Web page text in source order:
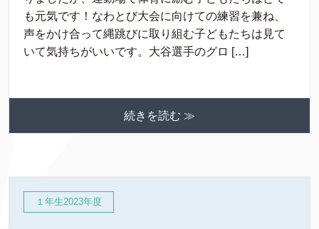
も元気です！なわとび大会に向けての練習を兼ね、
声をかけ合って縄跳びに取り組む子どもたちは見て
いて気持ちがいいです。大谷選手のグロ […]
続きを読む ≫
１年生2023年度